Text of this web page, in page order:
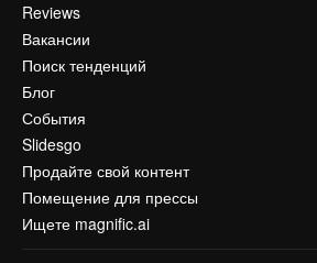
Reviews
Вакансии
Поиск тенденций
Блог
События
Slidesgo
Продайте свой контент
Помещение для прессы
Ищете magnific.ai